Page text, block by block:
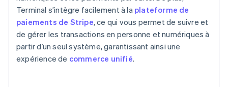
Terminal s’intègre facilement à la plateforme de
paiements de Stripe, ce qui vous permet de suivre et
de gérer les transactions en personne et numériques à
partir d’un seul système, garantissant ainsi une
expérience de commerce unifié.